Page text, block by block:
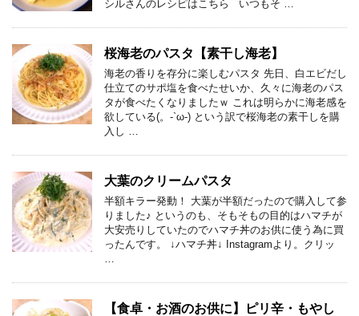
シルさんのレシピはこちら いつもそ …
桜海老のパスタ【素干し海老】
海老の香りを存分に楽しむパスタ 先日、白エビだし
仕立てのサポ塩を食べたせいか、久々に海老のパス
タが食べたくなりましたｗ これは明らかに海老感を
欲している(。-`ω-) という訳で桜海老の素干しを購
入し …
大葉のクリームパスタ
半額キラー発動！ 大葉が半額だったので購入して参
りました♪ というのも、そもそもの目的はハマチが
大安売りしていたのでハマチ丼のお供に使う為に買
ったんです。 ↓ハマチ丼↓ Instagramより。クリッ
【食卓・お酒のお供に】ピリ辛・もやし